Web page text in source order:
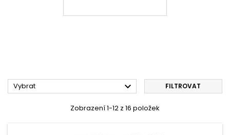
Vybrat  FILTROVAT
Zobrazení 1-12 z 16 položek